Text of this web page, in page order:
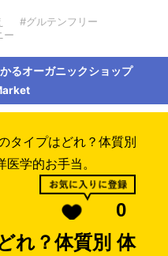
#グルテンフリー
ー
るオーガニックショップ
タイプはどれ？体質別
学的お手当。
0
れ？体質別 体